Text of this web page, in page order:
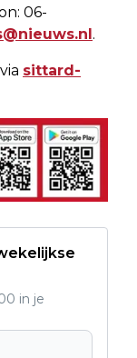
06-
.
sittard-
in je